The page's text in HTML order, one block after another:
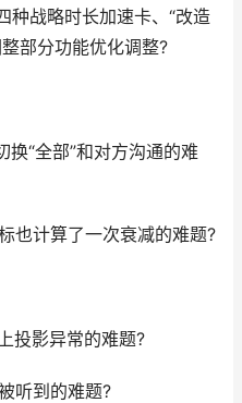
种战略时长加速卡、“改造
部分功能优化调整?
换“全部”和对方沟通的难
也计算了一次衰减的难题?
投影异常的难题?
听到的难题?